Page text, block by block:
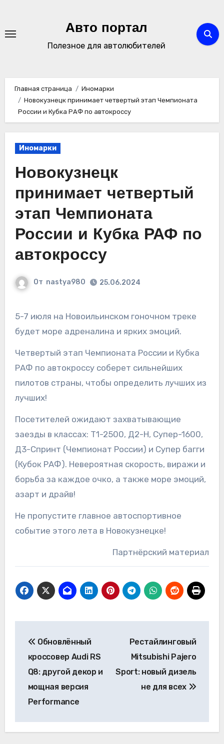
содержимому
Авто портал
Полезное для автолюбителей
Главная страница
Иномарки
Новокузнецк принимает четвертый этап Чемпионата
России и Кубка РАФ по автокроссу
Иномарки
Новокузнецк
принимает четвертый
этап Чемпионата
России и Кубка РАФ по
автокроссу
От nastya980 25.06.2024
5-7 июля на Новоильинском гоночном треке
будет море адреналина и ярких эмоций.
Четвертый этап Чемпионата России и Кубка
РАФ по автокроссу соберет сильнейших
пилотов страны, чтобы определить лучших из
лучших!
Посетителей ожидают захватывающие
заезды в классах: Т1-2500, Д2-Н, Супер-1600,
Д3-Спринт (Чемпионат России) и Супер багги
(Кубок РАФ). Невероятная скорость, виражи и
борьба за каждое очко, а также море эмоций,
азарт и драйв!
Не пропустите главное автоспортивное
событие этого лета в Новокузнецке!
Партнёрский материал
по
записям
Обновлённый
кроссовер Audi RS
Q8: другой декор и
мощная версия
Performance
Рестайлинговый
Mitsubishi Pajero
Sport: новый дизель
не для всех